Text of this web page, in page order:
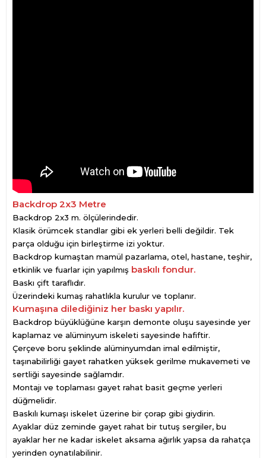
Backdrop 2x3 Metre
Backdrop 2x3 m. ölçülerindedir.
Klasik örümcek standlar gibi ek yerleri belli değildir. Tek
parça olduğu için birleştirme izi yoktur.
Backdrop kumaştan mamül pazarlama, otel, hastane, teşhir,
etkinlik ve fuarlar için yapılmış baskılı fondur.
Baskı çift taraflıdır.
Üzerindeki kumaş rahatlıkla kurulur ve toplanır.
Kumaşına dilediğiniz her baskı yapılır.
Backdrop büyüklüğüne karşın demonte oluşu sayesinde yer
kaplamaz ve alüminyum iskeleti sayesinde hafiftir.
Çerçeve boru şeklinde alüminyumdan imal edilmiştir,
taşınabilirliği gayet rahatken yüksek gerilme mukavemeti ve
sertliği sayesinde sağlamdır.
Montajı ve toplaması gayet rahat basit geçme yerleri
düğmelidir.
Baskılı kumaşı iskelet üzerine bir çorap gibi giydirin.
Ayaklar düz zeminde gayet rahat bir tutuş sergiler, bu
ayaklar her ne kadar iskelet aksama ağırlık yapsa da rahatça
yerinden oynatılabilinir.